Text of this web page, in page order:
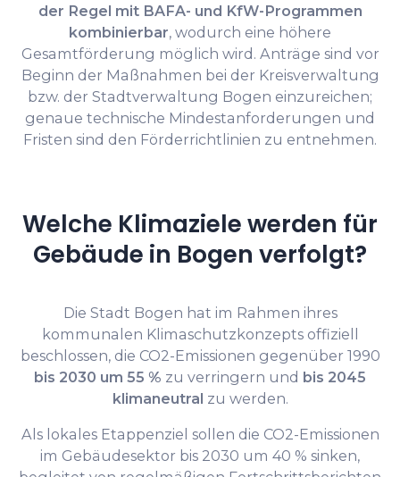
der Regel mit BAFA- und KfW-Programmen
kombinierbar, wodurch eine höhere
Gesamtförderung möglich wird. Anträge sind vor
Beginn der Maßnahmen bei der Kreisverwaltung
bzw. der Stadtverwaltung Bogen einzureichen;
genaue technische Mindestanforderungen und
Fristen sind den Förderrichtlinien zu entnehmen.
Welche Klimaziele werden für
Gebäude in Bogen verfolgt?
Die Stadt Bogen hat im Rahmen ihres
kommunalen Klimaschutzkonzepts offiziell
beschlossen, die CO2-Emissionen gegenüber 1990
bis 2030 um 55 % zu verringern und bis 2045
klimaneutral zu werden.
Als lokales Etappenziel sollen die CO2-Emissionen
im Gebäudesektor bis 2030 um 40 % sinken,